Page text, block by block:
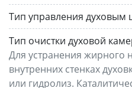
Тип управления духовым
Тип очистки духовой
Для устранения жирного
внутренних стенках
или гидролиз.